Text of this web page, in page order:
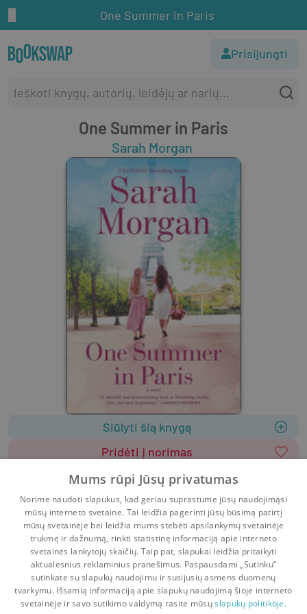
One Summer in Paris
Prisijungti
One Summer in Paris
Sarah Morgan
Siūlyti šią knygą
Pridėti į norimas
HQN Books
464 psl.ISBN9781335462756
Viršelis:MinkštasAnglų k.
Grožinė literatūra
Literatūra užsienio kalbomis
Pradinis Krepšelis Pokalbiai Pranešimai Paskyra
Mums rūpi Jūsų privatumas
Norime naudoti slapukus, kad geriau suprastume jūsų naudojimąsi
mūsų interneto svetaine. Tai leidžia pagerinti jūsų būsimą patirtį
mūsų svetainėje bei leidžia mums stebėti apsilankymų svetainėje
trukmę ir dažnumą, rinkti statistinę informaciją apie interneto
svetainės lankytojų skaičių. Taip pat, slapukai leidžia pritaikyti
aktualesnius reklaminius pranešimus. Paspausdami „Sutinku“
sutinkate su slapukų naudojimu ir susijusių asmens duomenų
tvarkymu. Išsamią informaciją apie slapukų naudojimą šioje interneto
svetainėje ir savo sutikimo valdymą rasite mūsųslapukų politikoje.